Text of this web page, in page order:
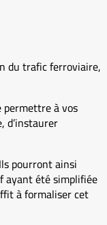
du trafic ferroviaire,
permettre à vos
d’instaurer
pourront ainsi
ayant été simplifiée
à formaliser cet